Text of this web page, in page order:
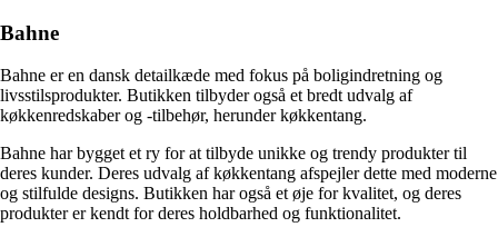
Bahne
Bahne er en dansk detailkæde med fokus på boligindretning og
livsstilsprodukter. Butikken tilbyder også et bredt udvalg af
køkkenredskaber og -tilbehør, herunder køkkentang.
Bahne har bygget et ry for at tilbyde unikke og trendy produkter til
deres kunder. Deres udvalg af køkkentang afspejler dette med moderne
og stilfulde designs. Butikken har også et øje for kvalitet, og deres
produkter er kendt for deres holdbarhed og funktionalitet.